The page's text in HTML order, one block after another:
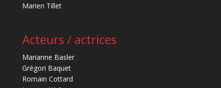
Marien Tillet
Acteurs / actrices
Marianne Basler
Grégori Baquet
Romain Cottard